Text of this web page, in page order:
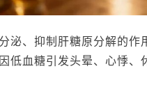
泌、抑制肝糖原分解的
低血糖引发头晕、心悸、